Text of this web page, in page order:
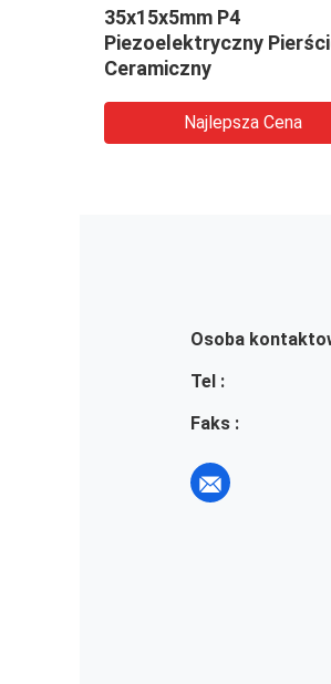
35x15x5mm P4
Piezoelektryczny
Ceramiczny
Najlepsza Cena
Osoba
Tel :
Faks :